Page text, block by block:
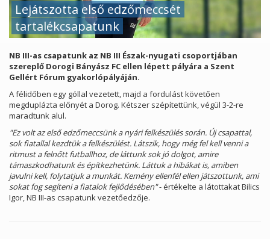
Lejátszotta első edzőmeccsét
tartalékcsapatunk
NB III-as csapatunk az NB III Észak-nyugati csoportjában
szereplő Dorogi Bányász FC ellen lépett pályára a Szent
Gellért Fórum gyakorlópályáján.
A félidőben egy góllal vezetett, majd a fordulást követően
megduplázta előnyét a Dorog. Kétszer szépítettünk, végül 3-2-re
maradtunk alul.
"Ez volt az első edzőmeccsünk a nyári felkészülés során. Új csapattal,
sok fiatallal kezdtük a felkészülést. Látszik, hogy még fel kell venni a
ritmust a felnőtt futballhoz, de láttunk sok jó dolgot, amire
támaszkodhatunk és építkezhetünk. Láttuk a hibákat is, amiben
javulni kell, folytatjuk a munkát. Kemény ellenfél ellen játszottunk, ami
sokat fog segíteni a fiatalok fejlődésében"- értékelte a látottakat Bilics
Igor, NB III-as csapatunk vezetőedzője.